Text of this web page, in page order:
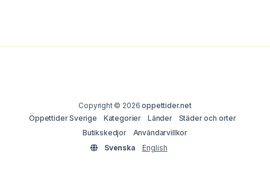
Copyright © 2026oppettider.net
Öppettider Sverige
Kategorier Länder
Städer och orter
Butikskedjor
Användarvillkor
Svenska
English